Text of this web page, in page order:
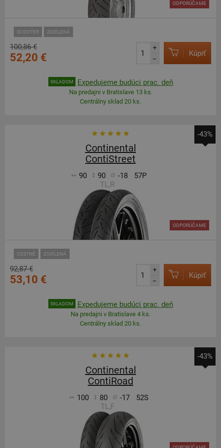
SCOOTER ZOSÍLENÁ
ODPORÚČAME
100,86 €
52,20 €
+
–
Kúpiť
SKLADOM Expedujeme budúci prac. deň
Na predajni v Bratislave 13 ks.
Centrálny sklad 20 ks.
-43%
Continental
ContiStreet
90 90 -18
57P
TL,R
CESTNÉ ZOSÍLENÁ
ODPORÚČAME
92,87 €
53,10 €
+
–
Kúpiť
SKLADOM Expedujeme budúci prac. deň
Na predajni v Bratislave 4 ks.
Centrálny sklad 20 ks.
-43%
Continental
ContiRoad
100 80 -17
52S
TL,F